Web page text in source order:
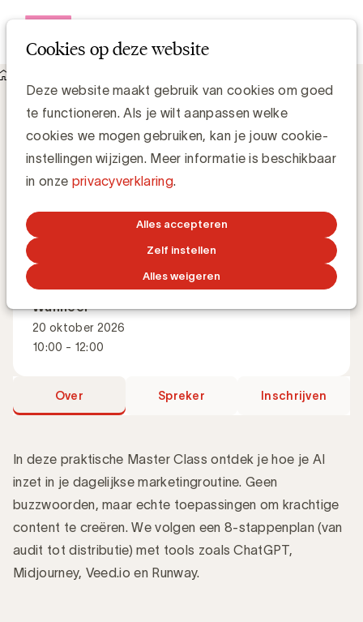
Cookies op deze website
Deze website maakt gebruik van cookies om goed
te functioneren. Als je wilt aanpassen welke
cookies we mogen gebruiken, kan je jouw cookie-
instellingen wijzigen. Meer informatie is beschikbaar
in onze privacyverklaring.
Alles accepteren
Zelf instellen
Alles weigeren
AI for content creation process
Hoe zet je AI slim en efficiënt in tijdens elke stap van je
contentcreatieproces?
Master Class Engels Online
Wanneer
20 oktober 2026
10:00 - 12:00
Over Spreker Inschrijven
Introductie
In deze praktische Master Class ontdek je hoe je AI
inzet in je dagelijkse marketingroutine. Geen
buzzwoorden, maar echte toepassingen om krachtige
content te creëren. We volgen een 8-stappenplan (van
audit tot distributie) met tools zoals ChatGPT,
Midjourney, Veed.io en Runway.